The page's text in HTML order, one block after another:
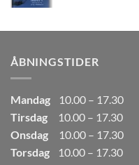
var:
ÅBNINGSTIDER
Mandag
10.00 – 17.30
Tirsdag
10.00 – 17.30
Onsdag
10.00 – 17.30
Torsdag
10.00 – 17.30